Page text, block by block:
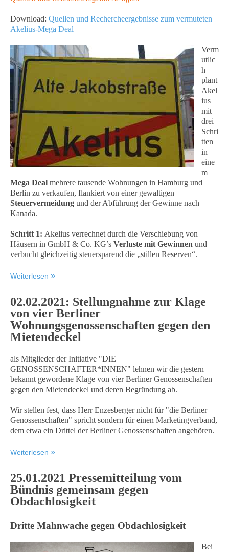
Download: Quellen und Rechercheergebnisse zum vermuteten
Akelius-Mega Deal
Verm
utlic
h
plant
Akel
ius
mit
drei
Schri
tten
in
eine
m
Mega Deal mehrere tausende Wohnungen in Hamburg und
Berlin zu verkaufen, flankiert von einer gewaltigen
Steuervermeidung und der Abführung der Gewinne nach
Kanada.
Schritt 1: Akelius verrechnet durch die Verschiebung von
Häusern in GmbH & Co. KG’s Verluste mit Gewinnen und
verbucht gleichzeitig steuersparend die „stillen Reserven“.
Weiterlesen
02.02.2021: Stellungnahme zur Klage
von vier Berliner
Wohnungsgenossenschaften gegen den
Mietendeckel
als Mitglieder der Initiative "DIE
GENOSSENSCHAFTER*INNEN" lehnen wir die gestern
bekannt gewordene Klage von vier Berliner Genossenschaften
gegen den Mietendeckel und deren Begründung ab.
Wir stellen fest, dass Herr Enzesberger nicht für "die Berliner
Genossenschaften" spricht sondern für einen Marketingverband,
dem etwa ein Drittel der Berliner Genossenschaften angehören.
Weiterlesen
25.01.2021 Pressemitteilung vom
Bündnis gemeinsam gegen
Obdachlosigkeit
Dritte Mahnwache gegen Obdachlosigkeit
Bei